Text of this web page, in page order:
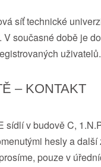
síť technické
V současné době je
uživatelů.
– KONTAKT
sídlí v budově C,
hesly a
pouze v